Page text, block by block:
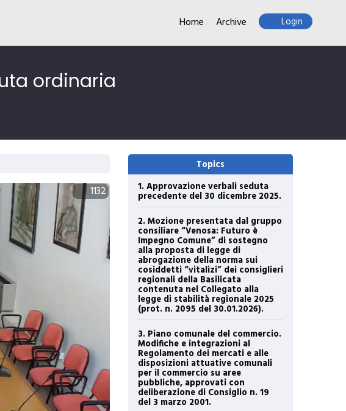
Home Archive Login
ordinaria
1132
Topics
1. Approvazione verbali seduta
precedente del 30 dicembre 2025.
2. Mozione presentata dal gruppo
consiliare “Venosa: Futuro è
Impegno Comune” di sostegno
alla proposta di legge di
abrogazione della norma sui
cosiddetti “vitalizi” dei consiglieri
regionali della Basilicata
contenuta nel Collegato alla
legge di stabilità regionale 2025
(prot. n. 2095 del 30.01.2026).
3. Piano comunale del commercio.
Modifiche e integrazioni al
Regolamento dei mercati e alle
disposizioni attuative comunali
per il commercio su aree
pubbliche, approvati con
deliberazione di Consiglio n. 19
del 3 marzo 2001.